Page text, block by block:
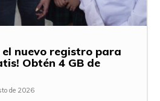
el nuevo registro para
Obtén 4 GB de
de 2026